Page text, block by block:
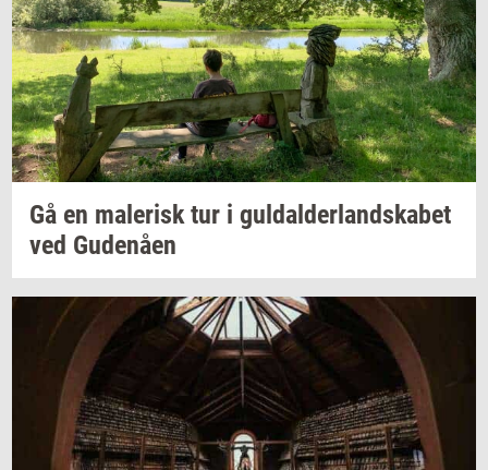
Gå en ma­le­risktur i gul­dal­der­land­ska­bet
ved Gu­denå­en